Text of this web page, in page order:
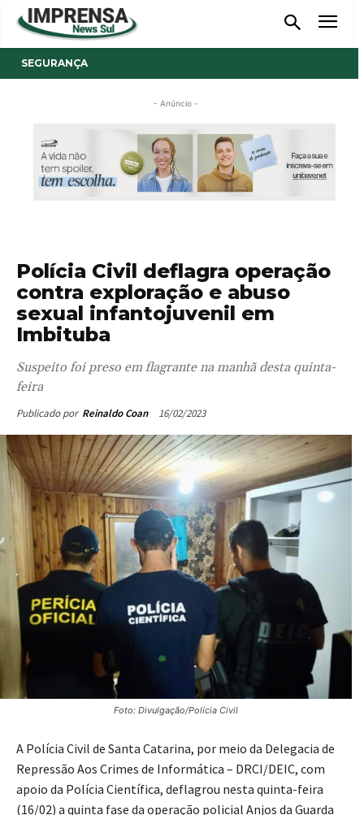
SEGURANÇA
- Anúncio -
Polícia Civil deflagra operação
contra exploração e abuso
sexual infantojuvenil em
Imbituba
Suspeito foi preso em flagrante na manhã desta quinta-
feira
Publicado por Reinaldo Coan 16/02/2023
Foto: Divulgação/Polícia Civil
A Polícia Civil de Santa Catarina, por meio da Delegacia de
Repressão Aos Crimes de Informática – DRCI/DEIC, com
apoio da Polícia Científica, deflagrou nesta quinta-feira
(16/02) a quinta fase da operação policial Anjos da Guarda